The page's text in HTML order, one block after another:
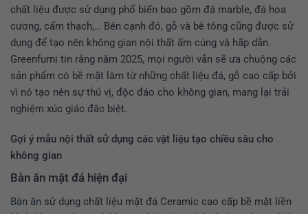
chất liệu được sử dụng phổ biến bao gồm đá marble, đá hoa
cương, cẩm thạch,… Bên cạnh đó, gỗ và bê tông cũng được sử
dụng để tạo nên không gian nội thất ấm cúng và hấp dẫn.
Greenfurni tin rằng năm 2025, mọi người vẫn sẽ ưa chuộng các
sản phẩm có bề mặt làm từ những chất liệu đá, gỗ cao cấp bởi
vì nó tạo nên sự thú vị, độc đáo cho không gian, mang lại trải
nghiệm xúc giác đặc biệt​.
Gợi ý mẫu nội thất sử dụng các vật liệu tạo chiều sâu cho
không gian
Bàn ăn mặt đá hiện đại
Bàn ăn sử dụng chất liệu mặt đá Ceramic cao cấp bề mặt liền